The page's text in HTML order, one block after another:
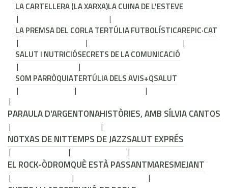
LA CARTELLERA (LA XARXA)LA CUINA DE L'ESTEVE
LA PREMSA DEL CORLA TERTÚLIA FUTBOLÍSTICAREPIC·CAT
SALUT I NUTRICIÓSECRETS DE LA COMUNICACIÓ
SOM PARRÒQUIATERTÚLIA DELS AVIS+QSALUT
PARAULA D'ARGENTONAHISTÒRIES, AMB SÍLVIA CANTOS
NOTXAS DE NITTEMPS DE JAZZSALUT EXPRÉS
EL ROCK-ÒDROMQUÈ ESTÀ PASSANTMARESMEJANT